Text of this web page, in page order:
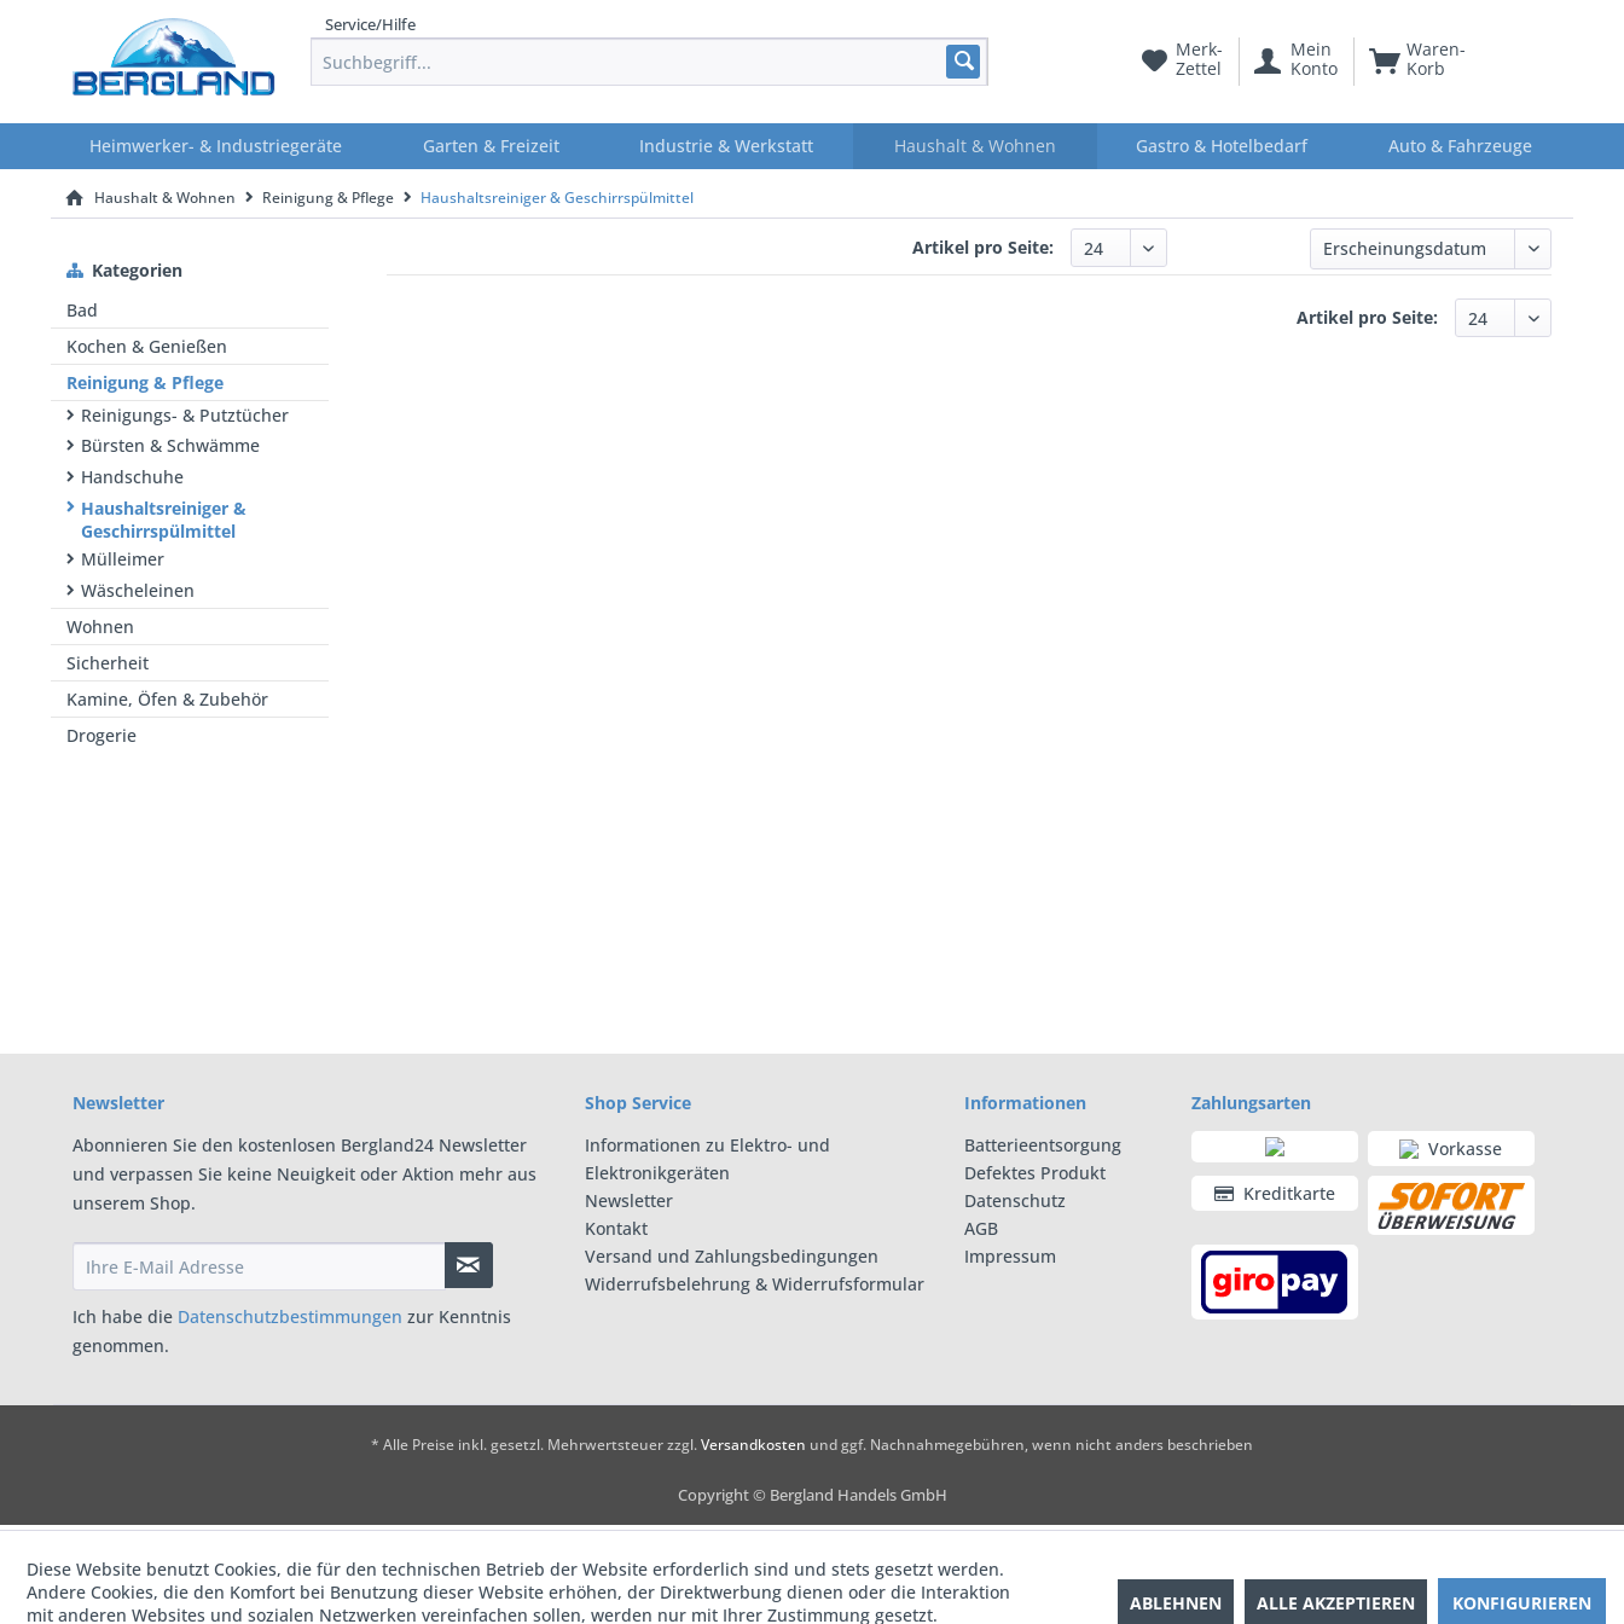
Service/Hilfe
Merk-
Zettel
Mein
Konto
Waren-
Korb
Heimwerker- & Industriegeräte Garten & Freizeit Industrie & Werkstatt Haushalt & Wohnen Gastro & Hotelbedarf Auto & Fahrzeuge
Haushalt & Wohnen Reinigung & Pflege Haushaltsreiniger & Geschirrspülmittel
Kategorien
Bad
Kochen & Genießen
Reinigung & Pflege
Reinigungs- & Putztücher
Bürsten & Schwämme
Handschuhe
Haushaltsreiniger &
Geschirrspülmittel
Mülleimer
Wäscheleinen
Wohnen
Sicherheit
Kamine, Öfen & Zubehör
Drogerie
Artikel pro Seite:
Artikel pro Seite:
Newsletter
Abonnieren Sie den kostenlosen Bergland24 Newsletter
und verpassen Sie keine Neuigkeit oder Aktion mehr aus
unserem Shop.
Ich habe die Datenschutzbestimmungen zur Kenntnis
genommen.
Shop Service
Informationen zu Elektro- und
Elektronikgeräten
Newsletter
Kontakt
Versand und Zahlungsbedingungen
Widerrufsbelehrung & Widerrufsformular
Informationen
Batterieentsorgung
Defektes Produkt
Datenschutz
AGB
Impressum
Zahlungsarten
Vorkasse
Kreditkarte
* Alle Preise inkl. gesetzl. Mehrwertsteuer zzgl.Versandkosten und ggf. Nachnahmegebühren, wenn nicht anders beschrieben
Copyright © Bergland Handels GmbH
Diese Website benutzt Cookies, die für den technischen Betrieb der Website erforderlich sind und stets gesetzt werden.
Andere Cookies, die den Komfort bei Benutzung dieser Website erhöhen, der Direktwerbung dienen oder die Interaktion
mit anderen Websites und sozialen Netzwerken vereinfachen sollen, werden nur mit Ihrer Zustimmung gesetzt.
ABLEHNEN ALLE AKZEPTIEREN KONFIGURIEREN